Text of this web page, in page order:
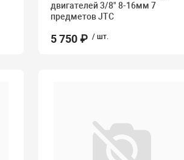
двигателей 3/8" 8-16мм 7
предметов JTC
5 750 ₽ / шт.